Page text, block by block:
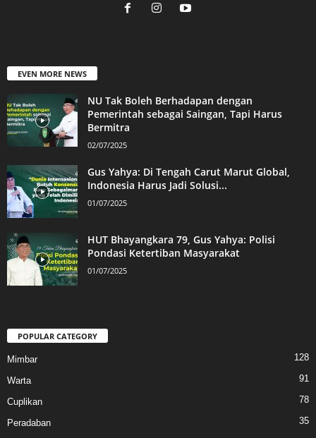
EVEN MORE NEWS
NU Tak Boleh Berhadapan dengan
Pemerintah sebagai Saingan, Tapi Harus
Bermitra
02/07/2025
Gus Yahya: Di Tengah Carut Marut Global,
Indonesia Harus Jadi Solusi...
01/07/2025
HUT Bhayangkara 79, Gus Yahya: Polisi
Pondasi Ketertiban Masyarakat
01/07/2025
POPULAR CATEGORY
Mimbar 128
Warta 91
Cuplikan 78
Peradaban
35